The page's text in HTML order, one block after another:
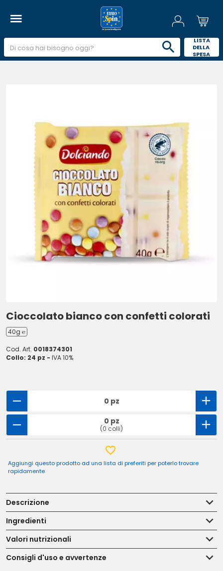
LISTA
DELLA
SPESA
Cioccolato bianco con confetti colorati
40g ℮
Cod. Art. 0018374301
Collo: 24 pz - IVA 10%
0 pz
0 pz
(0 colli)
Aggiungi questo prodotto ad una lista di preferiti per poterlo trovare
rapidamente
Descrizione
Ingredienti
Valori nutrizionali
Consigli d'uso e avvertenze